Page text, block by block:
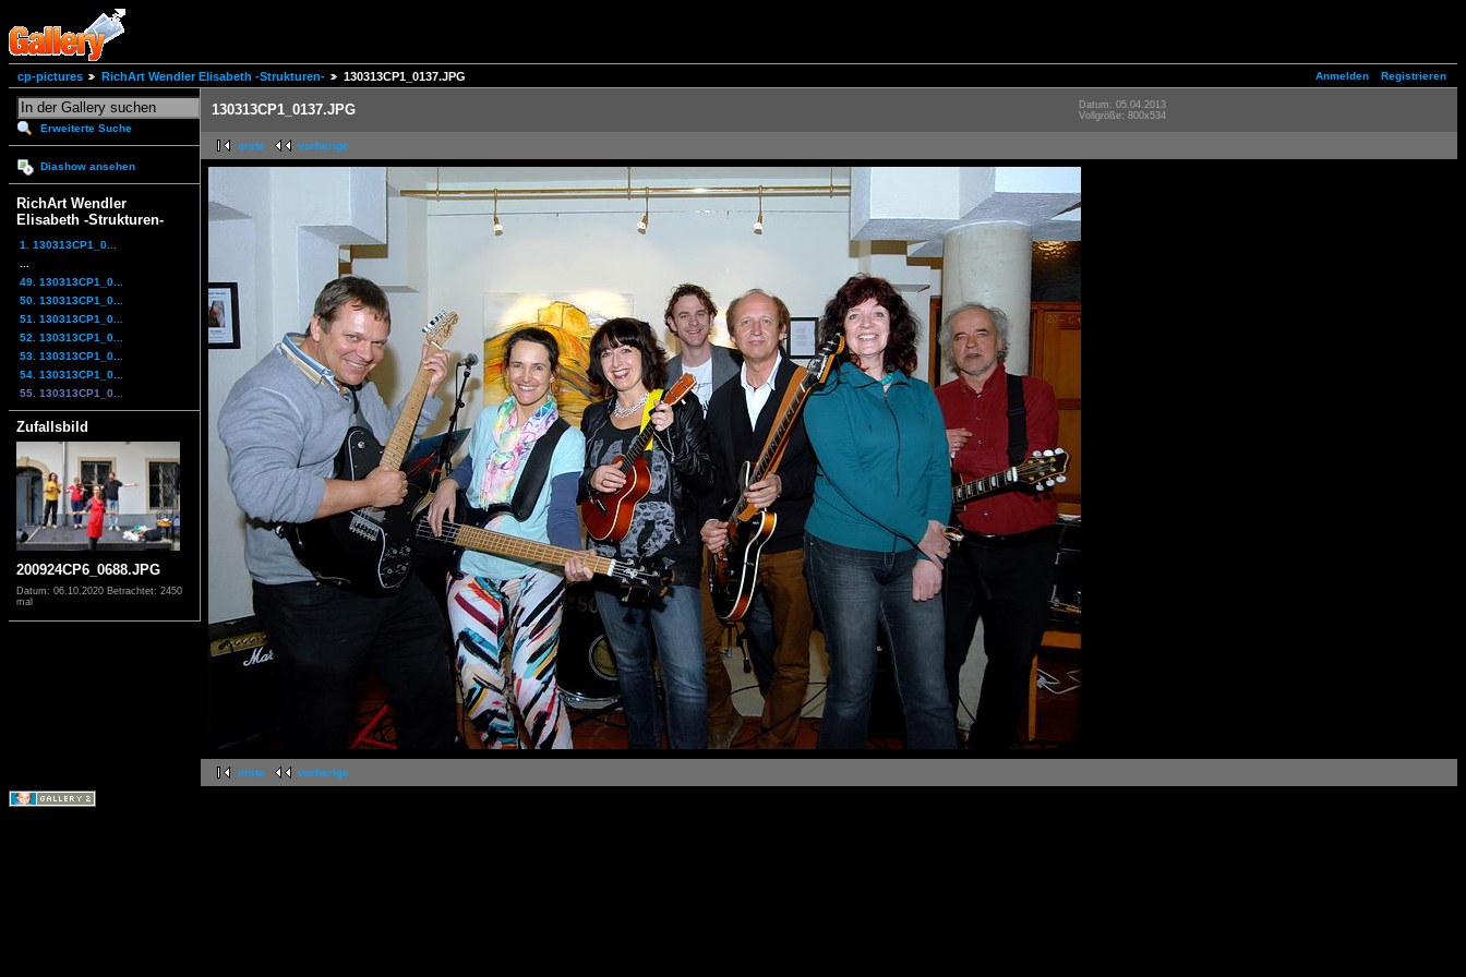
Anmelden Registrieren
cp-pictures RichArt Wendler Elisabeth -Strukturen- 130313CP1_0137.JPG
Erweiterte Suche
Diashow ansehen
RichArt Wendler
Elisabeth -Strukturen-
1. 130313CP1_0...
49. 130313CP1_0...
50. 130313CP1_0...
51. 130313CP1_0...
52. 130313CP1_0...
53. 130313CP1_0...
54. 130313CP1_0...
55. 130313CP1_0...
Zufallsbild
200924CP6_0688.JPG
Datum: 06.10.2020 Betrachtet: 2450
mal
130313CP1_0137.JPG
Datum: 05.04.2013
Vollgröße: 800x534
erste vorherige
erste vorherige